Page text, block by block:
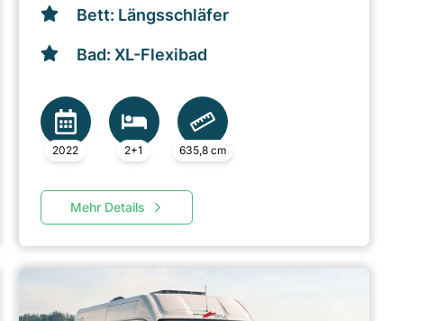
Bett: Längsschläfer
Bad: XL-Flexibad
2022 2+1 635,8 cm
Mehr Details